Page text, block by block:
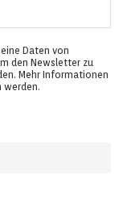
Daten von
den Newsletter zu
Mehr Informationen
werden.